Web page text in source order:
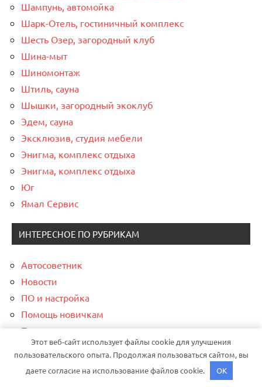
Шампунь, автомойка
Шарк-Отель, гостиничный комплекс
Шесть Озер, загородный клуб
Шина-мыт
Шиномонтаж
Штиль, сауна
Шышки, загородный экоклуб
Эдем, сауна
Эксклюзив, студия мебели
Энигма, комплекс отдыха
Энигма, комплекс отдыха
Юг
Ямал Сервис
ИНТЕРЕСНОЕ ПО РУБРИКАМ
Автосоветник
Новости
ПО и настройка
Помощь новичкам
Правильное питание
Современные гаджеты
Этот веб-сайт использует файлы cookie для улучшения
пользовательского опыта. Продолжая пользоваться сайтом, вы
даете согласие на использование файлов cookie.
OK